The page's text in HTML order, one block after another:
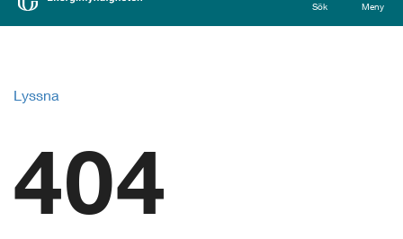
Sök Meny
Lyssna
404